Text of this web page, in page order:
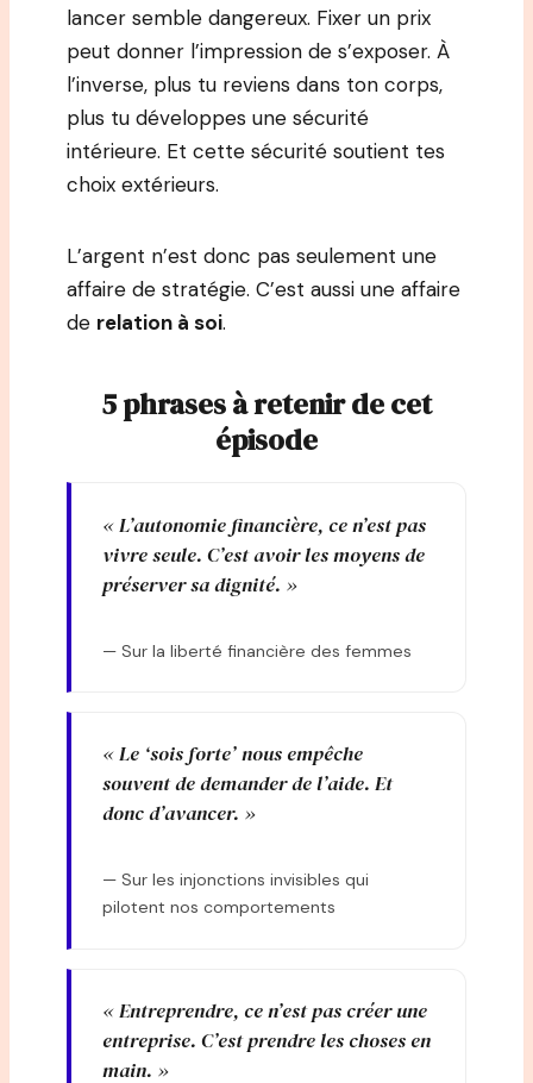
lancer semble dangereux. Fixer un prix
peut donner l’impression de s’exposer. À
l’inverse, plus tu reviens dans ton corps,
plus tu développes une sécurité
intérieure. Et cette sécurité soutient tes
choix extérieurs.
L’argent n’est donc pas seulement une
affaire de stratégie. C’est aussi une affaire
de relation à soi.
5 phrases à retenir de cet
épisode
« L’autonomie financière, ce n’est pas
vivre seule. C’est avoir les moyens de
préserver sa dignité. »
— Sur la liberté financière des femmes
« Le ‘sois forte’ nous empêche
souvent de demander de l’aide. Et
donc d’avancer. »
— Sur les injonctions invisibles qui
pilotent nos comportements
« Entreprendre, ce n’est pas créer une
entreprise. C’est prendre les choses en
main. »